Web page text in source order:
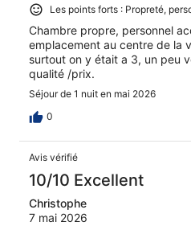
Les points forts : Propreté,
Chambre propre, personnel
emplacement au centre de la
surtout on y était a 3, un peu
qualité /prix.
Séjour de 1 nuit en mai 2026
0
Avis vérifié
10/10 Excellent
Christophe
7 mai 2026